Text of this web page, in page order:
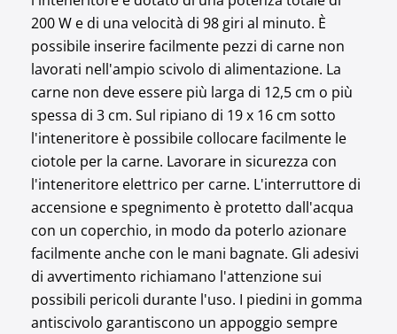
200 W e di una velocità di 98 giri al minuto. È
possibile inserire facilmente pezzi di carne non
lavorati nell'ampio scivolo di alimentazione. La
carne non deve essere più larga di 12,5 cm o più
spessa di 3 cm. Sul ripiano di 19 x 16 cm sotto
l'inteneritore è possibile collocare facilmente le
ciotole per la carne. Lavorare in sicurezza con
l'inteneritore elettrico per carne. L'interruttore di
accensione e spegnimento è protetto dall'acqua
con un coperchio, in modo da poterlo azionare
facilmente anche con le mani bagnate. Gli adesivi
di avvertimento richiamano l'attenzione sui
possibili pericoli durante l'uso. I piedini in gomma
antiscivolo garantiscono un appoggio sempre